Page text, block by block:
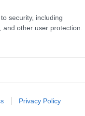
security, including
other user protection.
Privacy Policy